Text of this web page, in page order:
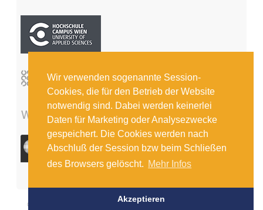
Wir verwenden sogenannte Session-
Cookies, die für den Betrieb der Website
notwendig sind. Dabei werden keinerlei
Daten für Marketing oder Analysezwecke
gespeichert. Die Cookies werden nach
Abschluß der Session bzw beim Schließen
des Browsers gelöscht. Mehr Infos
Akzeptieren
© COPYRIGHT 2026 INSTITUT FÜR INTERNE REVISION